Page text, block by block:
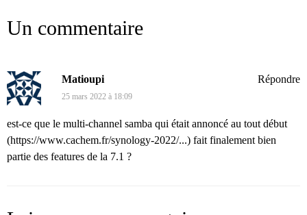
Un commentaire
Matioupi
25 mars 2022 à 18:09
est-ce que le multi-channel samba qui était annoncé au tout début
(https://www.cachem.fr/synology-2022/...) fait finalement bien
partie des features de la 7.1 ?
Répondre